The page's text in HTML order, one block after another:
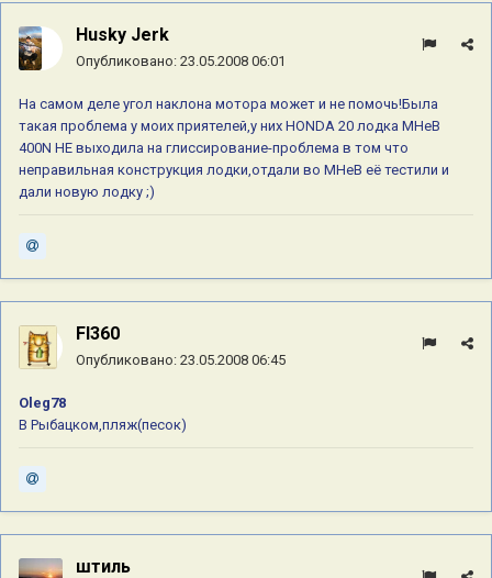
Husky Jerk
Опубликовано: 23.05.2008 06:01
На самом деле угол наклона мотора может и не помочь!Была
такая проблема у моих приятелей,у них HONDA 20 лодка МНеВ
400N НЕ выходила на глиссирование-проблема в том что
неправильная конструкция лодки,отдали во МНеВ её тестили и
дали новую лодку ;)
Fl360
Опубликовано: 23.05.2008 06:45
Oleg78
В Рыбацком,пляж(песок)
штиль